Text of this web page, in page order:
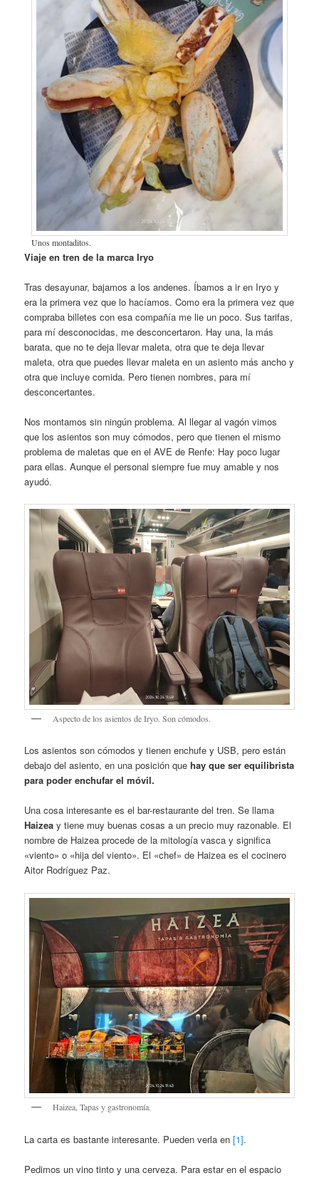
Unos montaditos.
Viaje en tren de la marca Iryo
Tras desayunar, bajamos a los andenes. Íbamos a ir en Iryo y
era la primera vez que lo hacíamos. Como era la primera vez que
compraba billetes con esa compañía me lie un poco. Sus tarifas,
para mí desconocidas, me desconcertaron. Hay una, la más
barata, que no te deja llevar maleta, otra que te deja llevar
maleta, otra que puedes llevar maleta en un asiento más ancho y
otra que incluye comida. Pero tienen nombres, para mí
desconcertantes.
Nos montamos sin ningún problema. Al llegar al vagón vimos
que los asientos son muy cómodos, pero que tienen el mismo
problema de maletas que en el AVE de Renfe: Hay poco lugar
para ellas. Aunque el personal siempre fue muy amable y nos
ayudó.
Aspecto de los asientos de Iryo. Son cómodos.
Los asientos son cómodos y tienen enchufe y USB, pero están
debajo del asiento, en una posición que hay que ser equilibrista
para poder enchufar el móvil.
Una cosa interesante es el bar-restaurante del tren. Se llama
Haizeay tiene muy buenas cosas a un precio muy razonable. El
nombre de Haizea procede de la mitología vasca y significa
«viento» o «hija del viento». El «chef» de Haizea es el cocinero
Aitor Rodríguez Paz.
Haizea, Tapas y gastronomía.
La carta es bastante interesante. Pueden verla en [1].
Pedimos un vino tinto y una cerveza. Para estar en el espacio